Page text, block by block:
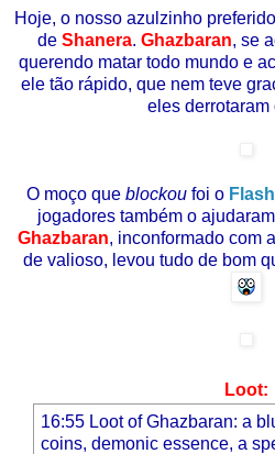
Hoje, o nosso azulzinho
de Shanera. Ghazbaran, se
querendo matar todo mundo e
ele tão rápido, que nem teve
eles derrotaram
O moço que blockoufoi o
jogadores também o
Ghazbaran, inconformado com
de valioso, levou tudo de bom
Loot:
16:55 Loot of Ghazbaran: a
coins, demonic essence, a